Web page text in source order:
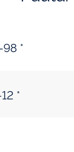
*
*